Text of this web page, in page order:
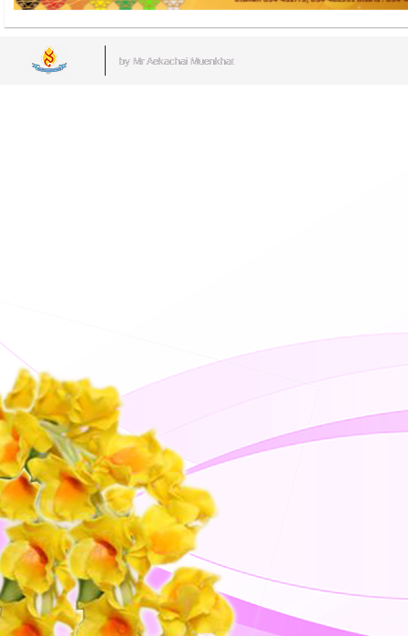
by Mr.Aekachai Muenkhat